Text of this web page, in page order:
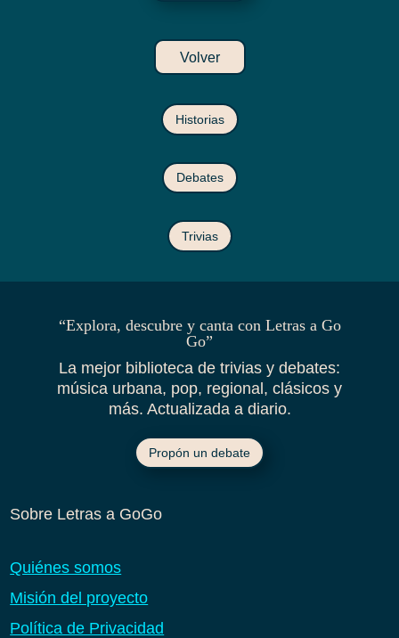
Volver
Historias
Debates
Trivias
“Explora, descubre y canta con Letras a Go
Go”
La mejor biblioteca de trivias y debates:
música urbana, pop, regional, clásicos y
más. Actualizada a diario.
Propón un debate
Sobre Letras a GoGo
Quiénes somos
Misión del proyecto
Política de Privacidad